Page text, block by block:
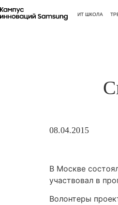
ИТ ШКОЛА
08.04.2015
В Москве
участвовал в
Волонтеры